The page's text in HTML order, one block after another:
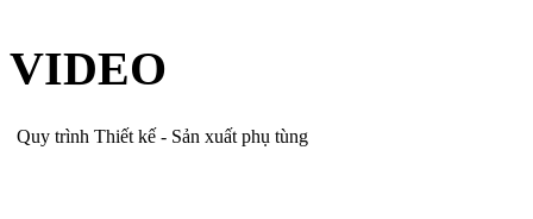
VIDEO
Quy trình Thiết kế - Sản xuất phụ tùng